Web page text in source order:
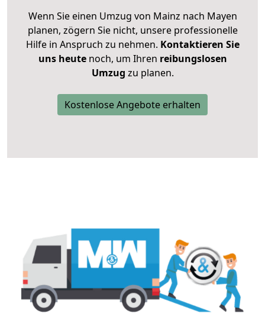
Wenn Sie einen Umzug von Mainz nach Mayen
planen, zögern Sie nicht, unsere professionelle
Hilfe in Anspruch zu nehmen. Kontaktieren Sie
uns heutenoch, um Ihren reibungslosen
Umzug zu planen.
Kostenlose Angebote erhalten